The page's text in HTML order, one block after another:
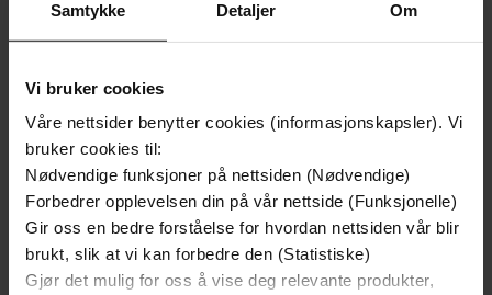
Samtykke Detaljer Om
Vi bruker cookies
Våre nettsider benytter cookies (informasjonskapsler). Vi
bruker cookies til:
Nødvendige funksjoner på nettsiden (Nødvendige)
Forbedrer opplevelsen din på vår nettside (Funksjonelle)
Gir oss en bedre forståelse for hvordan nettsiden vår blir
brukt, slik at vi kan forbedre den (Statistiske)
Gjør det mulig for oss å vise deg relevante produkter,